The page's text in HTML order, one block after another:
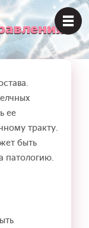
ее
тракту.
быть
патологию.